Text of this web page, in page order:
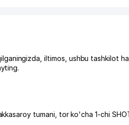
iltimos, ushbu tashkilot
tumani tor ko'cha 1-chi